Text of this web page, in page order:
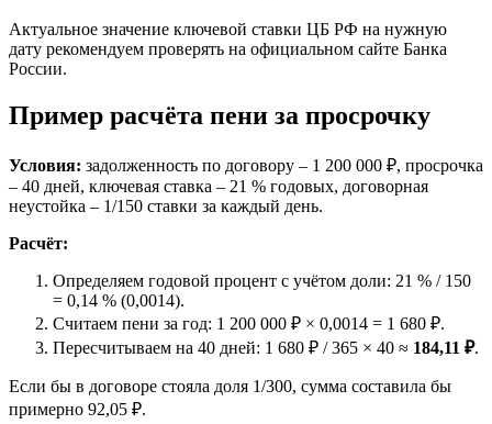
Актуальное значение ключевой ставки ЦБ РФ на нужную
дату рекомендуем проверять на официальном сайте Банка
России.
Пример расчёта пени за просрочку
Условия: задолженность по договору – 1 200 000 ₽, просрочка
– 40 дней, ключевая ставка – 21 % годовых, договорная
неустойка – 1/150 ставки за каждый день.
Расчёт:
Определяем годовой процент с учётом доли: 21 % / 150
= 0,14 % (0,0014).
Считаем пени за год: 1 200 000 ₽ × 0,0014 = 1 680 ₽.
Пересчитываем на 40 дней: 1 680 ₽ / 365 × 40 ≈ 184,11 ₽.
Если бы в договоре стояла доля 1/300, сумма составила бы
примерно 92,05 ₽.